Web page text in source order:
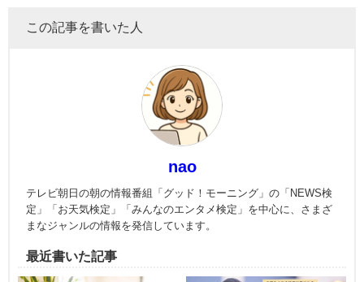
この記事を書いた人
nao
テレビ朝日の朝の情報番組「グッド！モーニング」の「NEWS検
定」「お天気検定」「みんなのエンタメ検定」を中心に、さまざ
まなジャンルの情報を発信しています。
最近書いた記事